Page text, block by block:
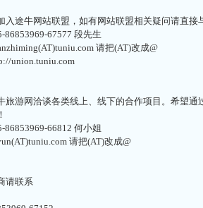
入途牛网站联盟，如有网站联盟相关疑问请直接
86853969-67577 段先生
请把(AT)改成@
union.tuniu.com
旅游网洽谈各类线上、线下的合作项目。希望
86853969-66812 何小姐
请把(AT)改成@
请联系